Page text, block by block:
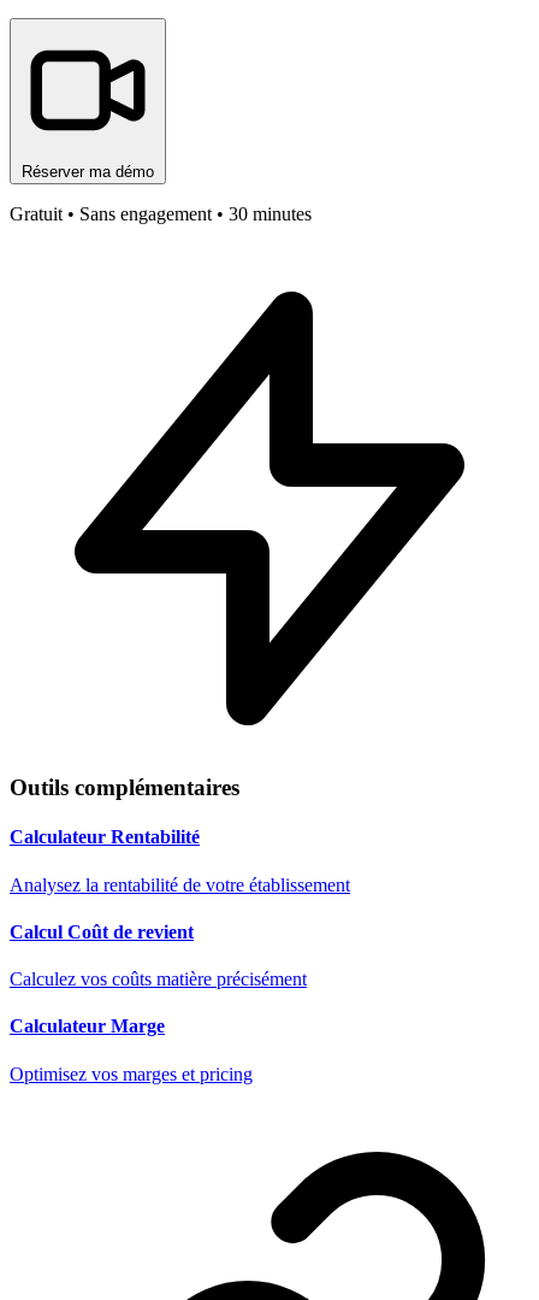
Réserver ma démo
Gratuit • Sans engagement • 30 minutes
Outils complémentaires
Calculateur Rentabilité
Analysez la rentabilité de votre établissement
Calcul Coût de revient
Calculez vos coûts matière précisément
Calculateur Marge
Optimisez vos marges et pricing